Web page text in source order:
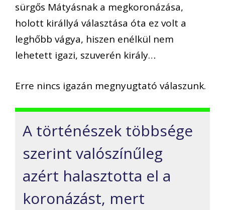
sürgős Mátyásnak a megkoronázása,
holott királlyá választása óta ez volt a
leghőbb vágya, hiszen enélkül nem
lehetett igazi, szuverén király…
Erre nincs igazán megnyugtató válaszunk.
A történészek többsége
szerint valószínűleg
azért halasztotta el a
koronázást, mert